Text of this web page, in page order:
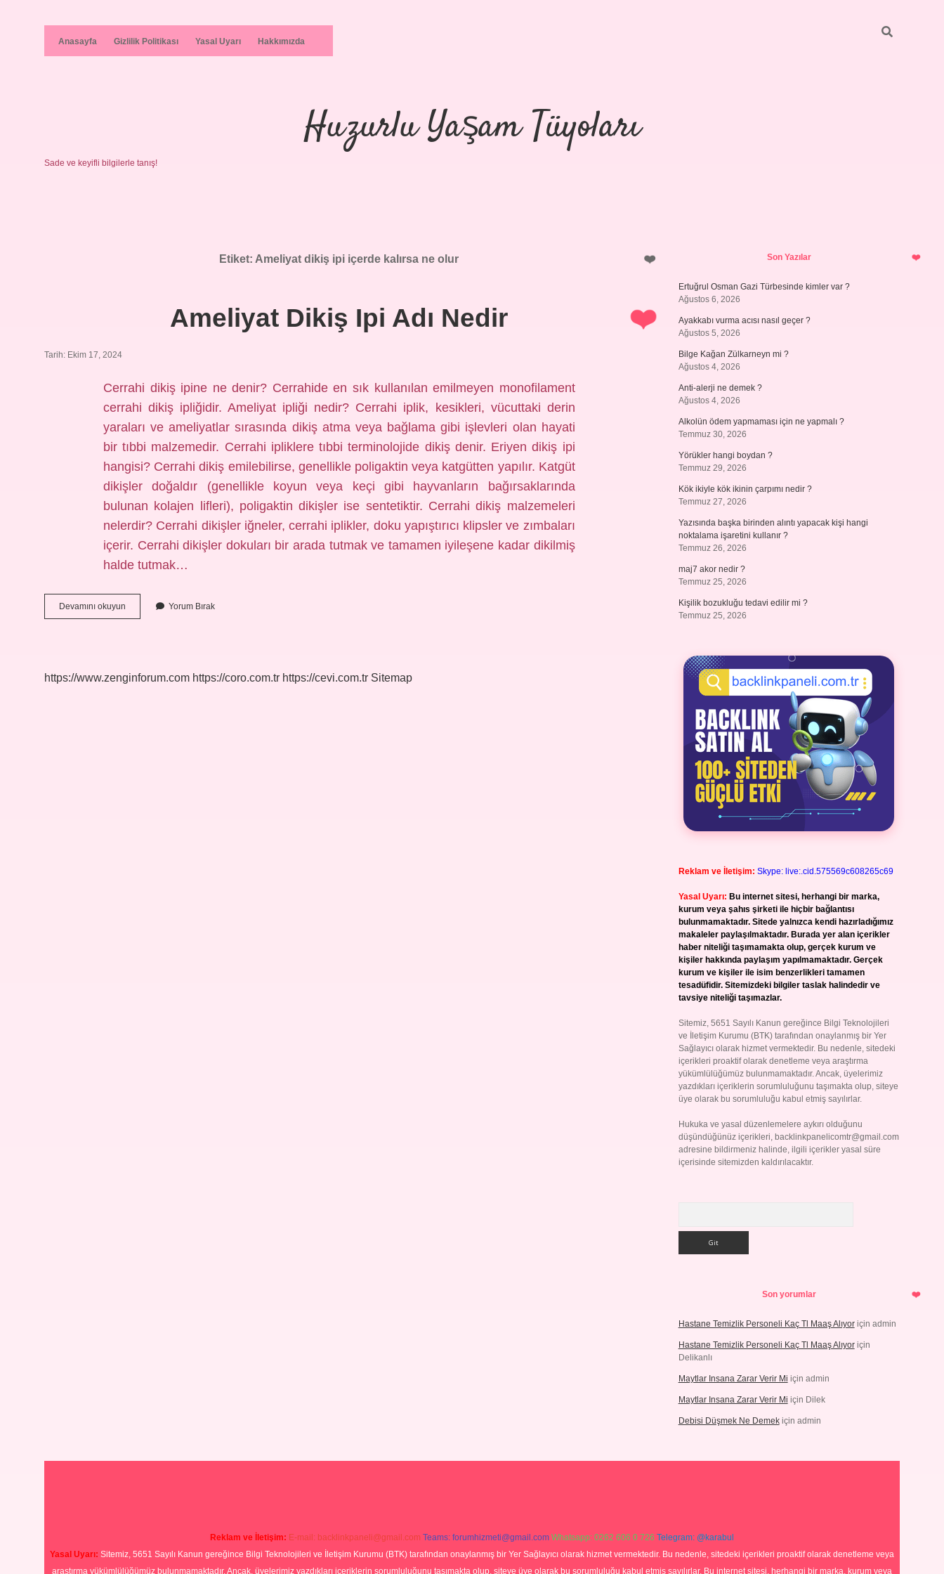
Anasayfa Gizlilik Politikası Yasal Uyarı Hakkımızda
Huzurlu Yaşam Tüyoları
Sade ve keyifli bilgilerle tanış!
Etiket: Ameliyat dikiş ipi içerde kalırsa ne olur
Ameliyat Dikiş Ipi Adı Nedir
Tarih: Ekim 17, 2024
Cerrahi dikiş ipine ne denir? Cerrahide en sık kullanılan emilmeyen monofilament
cerrahi dikiş ipliğidir. Ameliyat ipliği nedir? Cerrahi iplik, kesikleri, vücuttaki derin
yaraları ve ameliyatlar sırasında dikiş atma veya bağlama gibi işlevleri olan hayati
bir tıbbi malzemedir. Cerrahi ipliklere tıbbi terminolojide dikiş denir. Eriyen dikiş ipi
hangisi? Cerrahi dikiş emilebilirse, genellikle poligaktin veya katgütten yapılır. Katgüt
dikişler doğaldır (genellikle koyun veya keçi gibi hayvanların bağırsaklarında
bulunan kolajen lifleri), poligaktin dikişler ise sentetiktir. Cerrahi dikiş malzemeleri
nelerdir? Cerrahi dikişler iğneler, cerrahi iplikler, doku yapıştırıcı klipsler ve zımbaları
içerir. Cerrahi dikişler dokuları bir arada tutmak ve tamamen iyileşene kadar dikilmiş
halde tutmak…
Devamını okuyun Ameliyat
Dikiş
Yorum Bırak
https://www.zenginforum.com https://coro.com.tr https://cevi.com.tr Sitemap
SidebarSon Yazılar
Ertuğrul Osman Gazi Türbesinde kimler var ?
Ağustos 6, 2026
Ayakkabı vurma acısı nasıl geçer ?
Ağustos 5, 2026
Bilge Kağan Zülkarneyn mi ?
Ağustos 4, 2026
Anti-alerji ne demek ?
Ağustos 4, 2026
Alkolün ödem yapmaması için ne yapmalı ?
Temmuz 30, 2026
Yörükler hangi boydan ?
Temmuz 29, 2026
Kök ikiyle kök ikinin çarpımı nedir ?
Temmuz 27, 2026
Yazısında başka birinden alıntı yapacak kişi hangi
noktalama işaretini kullanır ?
Temmuz 26, 2026
maj7 akor nedir ?
Temmuz 25, 2026
Kişilik bozukluğu tedavi edilir mi ?
Temmuz 25, 2026
Reklam ve İletişim: Skype: live:.cid.575569c608265c69
Yasal Uyarı: Bu internet sitesi, herhangi bir marka,
kurum veya şahıs şirketi ile hiçbir bağlantısı
bulunmamaktadır. Sitede yalnızca kendi hazırladığımız
makaleler paylaşılmaktadır. Burada yer alan içerikler
haber niteliği taşımamakta olup, gerçek kurum ve
kişiler hakkında paylaşım yapılmamaktadır. Gerçek
kurum ve kişiler ile isim benzerlikleri tamamen
tesadüfidir. Sitemizdeki bilgiler taslak halindedir ve
tavsiye niteliği taşımazlar.
Sitemiz, 5651 Sayılı Kanun gereğince Bilgi Teknolojileri
ve İletişim Kurumu (BTK) tarafından onaylanmış bir Yer
Sağlayıcı olarak hizmet vermektedir. Bu nedenle, sitedeki
içerikleri proaktif olarak denetleme veya araştırma
yükümlülüğümüz bulunmamaktadır. Ancak, üyelerimiz
yazdıkları içeriklerin sorumluluğunu taşımakta olup, siteye
üye olarak bu sorumluluğu kabul etmiş sayılırlar.
Hukuka ve yasal düzenlemelere aykırı olduğunu
düşündüğünüz içerikleri, backlinkpanelicomtr@gmail.com
adresine bildirmeniz halinde, ilgili içerikler yasal süre
içerisinde sitemizden kaldırılacaktır.
Son yorumlar
Hastane Temizlik Personeli Kaç Tl Maaş Alıyoriçin admin
Hastane Temizlik Personeli Kaç Tl Maaş Alıyoriçin
Delikanlı
Maytlar Insana Zarar Verir Mi için admin
Maytlar Insana Zarar Verir Mi için Dilek
Debisi Düşmek Ne Demekiçin admin
Reklam ve İletişim: E-mail: backlinkpaneli@gmail.com Teams: forumhizmeti@gmail.com Whatsapp: 0262 606 0 726 Telegram: @karabul
Yasal Uyarı: Sitemiz, 5651 Sayılı Kanun gereğince Bilgi Teknolojileri ve İletişim Kurumu (BTK) tarafından onaylanmış bir Yer Sağlayıcı olarak hizmet vermektedir. Bu nedenle, sitedeki içerikleri proaktif olarak denetleme veya
araştırma yükümlülüğümüz bulunmamaktadır. Ancak, üyelerimiz yazdıkları içeriklerin sorumluluğunu taşımakta olup, siteye üye olarak bu sorumluluğu kabul etmiş sayılırlar. Bu internet sitesi, herhangi bir marka, kurum veya